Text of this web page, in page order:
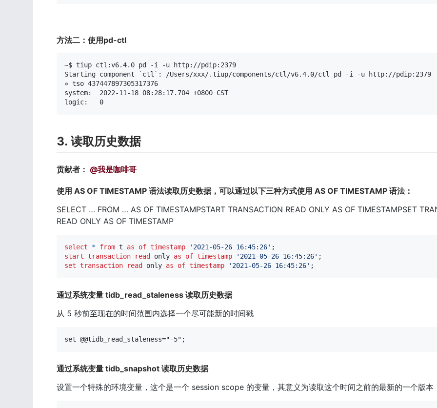
方法二：使用pd-ctl
~$ tiup ctl:v6.4.0 pd -i -u http://pdip:2379
Starting component `ctl`: /Users/xxx/.tiup/components/ctl/v6.4.0/ctl pd -i -u http://pdip:2379
» tso 437447897305317376
system:  2022-11-18 08:28:17.704 +0800 CST
logic:   0
3. 读取历史数据
贡献者： @我是咖啡哥
使用 AS OF TIMESTAMP 语法读取历史数据，可以通过以下三种方式使用 AS OF TIMESTAMP 语法：
SELECT … FROM … AS OF TIMESTAMPSTART TRANSACTION READ ONLY AS OF TIMESTAMPSET
READ ONLY AS OF TIMESTAMP
select * from t as of timestamp '2021-05-26 16:45:26' ;
start transaction read only as of timestamp '2021-05-26 16:45:26' ;
set transaction read only as of timestamp '2021-05-26 16:45:26' ;
通过系统变量 tidb_read_staleness 读取历史数据
从 5 秒前至现在的时间范围内选择一个尽可能新的时间戳
set @@tidb_read_staleness="-5";
通过系统变量 tidb_snapshot 读取历史数据
设置一个特殊的环境变量，这个是一个 session scope 的变量，其意义为读取这个时间之前的最新的一个版本